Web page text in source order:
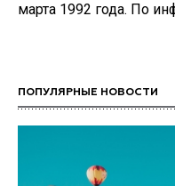
марта 1992 года. По
ПОПУЛЯРНЫЕ НОВОСТИ